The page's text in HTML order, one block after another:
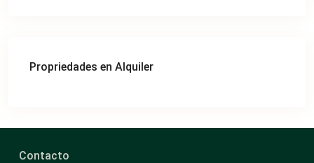
Propriedades en Alquiler
Contacto